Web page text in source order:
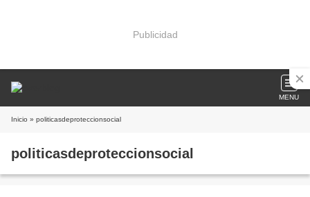
Publicidad
MENU
Inicio » politicasdeproteccionsocial
politicasdeproteccionsocial